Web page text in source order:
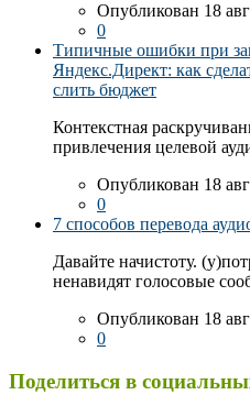
Опубликован 18
0
Типичные ошибки при
Яндекс.Директ: как
слить бюджет
Контекстная
привлечения целевой
Опубликован 18
0
7 способов перевода
Давайте начистоту.
ненавидят голосовые
Опубликован 18
0
Поделиться в